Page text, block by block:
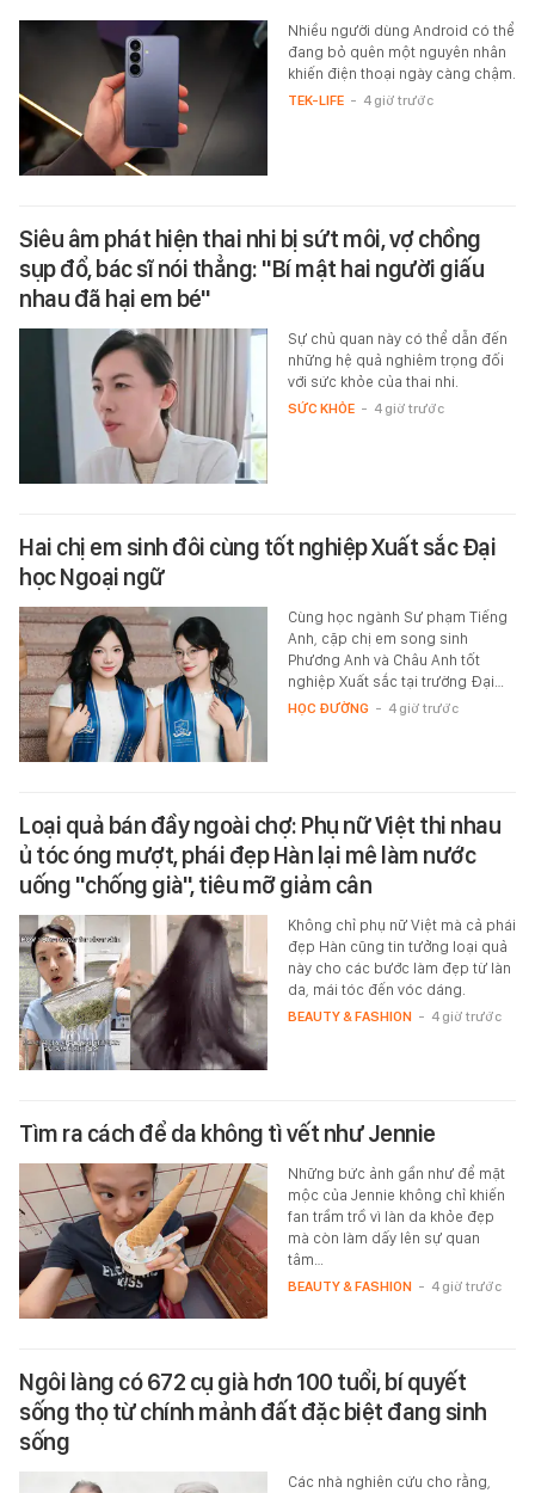
Nhiều người dùng Android có thể
đang bỏ quên một nguyên nhân
khiến điện thoại ngày càng chậm.
TEK-LIFE - 4 giờ trước
Siêu âm phát hiện thai nhi bị sứt môi, vợ chồng
sụp đổ, bác sĩ nói thẳng: "Bí mật hai người giấu
nhau đã hại em bé"
Sự chủ quan này có thể dẫn đến
những hệ quả nghiêm trọng đối
với sức khỏe của thai nhi.
SỨC KHỎE - 4 giờ trước
Hai chị em sinh đôi cùng tốt nghiệp Xuất sắc Đại
học Ngoại ngữ
Cùng học ngành Sư phạm Tiếng
Anh, cặp chị em song sinh
Phương Anh và Châu Anh tốt
nghiệp Xuất sắc tại trường Đại…
HỌC ĐƯỜNG - 4 giờ trước
Loại quả bán đầy ngoài chợ: Phụ nữ Việt thi nhau
ủ tóc óng mượt, phái đẹp Hàn lại mê làm nước
uống "chống già", tiêu mỡ giảm cân
Không chỉ phụ nữ Việt mà cả phái
đẹp Hàn cũng tin tưởng loại quả
này cho các bước làm đẹp từ làn
da, mái tóc đến vóc dáng.
BEAUTY & FASHION - 4 giờ trước
Tìm ra cách để da không tì vết như Jennie
Những bức ảnh gần như để mặt
mộc của Jennie không chỉ khiến
fan trầm trồ vì làn da khỏe đẹp
mà còn làm dấy lên sự quan
tâm…
BEAUTY & FASHION - 4 giờ trước
Ngôi làng có 672 cụ già hơn 100 tuổi, bí quyết
sống thọ từ chính mảnh đất đặc biệt đang sinh
sống
Các nhà nghiên cứu cho rằng,